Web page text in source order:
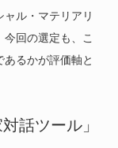
ル・マテリアリ
回の選定も、こ
るかが評価軸と
話ツール」